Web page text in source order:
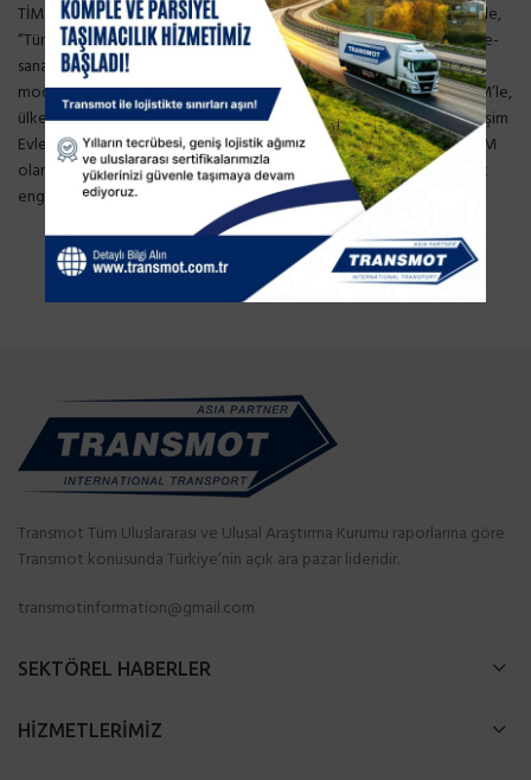
TİM çatısı altında ihracatın inovasyonla desteklendiğini aktaran Gülle,
“Türkiye’nin ilk inovasyon geliştirme programı İnovaLİG’le, üniversite-
sanayi iş birliğini güçlendiren kurumsal inovasyon sistemi mentorluk
modelimiz İnoSuit’le, Türkiye’nin en genç ve inovatif ailesi İnovaTİM’le,
ülkemizin en yaygın ve geniş kapsamlı girişimcilik ailesi TİM-TEB Girişim
Evlerimiz ile her sektörde inovasyon ekosistemini destekliyoruz. TİM
olarak, salgının çok öncesinde dijital dönüşümümüzü tamamlayarak
engelleri birer birer aştık.” diye konuştu.
Transmot Tüm Uluslararası ve Ulusal Araştırma Kurumu raporlarına göre
Transmot konusunda Türkiye’nin açık ara pazar lideridir.
transmotinformation@gmail.com
SEKTÖREL HABERLER
HİZMETLERİMİZ